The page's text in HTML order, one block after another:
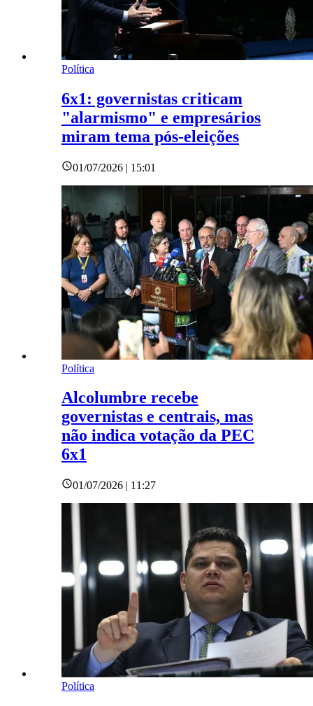
Política
6x1: governistas criticam
"alarmismo" e empresários
miram tema pós-eleições
01/07/2026 | 15:01
Política
Alcolumbre recebe
governistas e centrais, mas
não indica votação da PEC
6x1
01/07/2026 | 11:27
Política